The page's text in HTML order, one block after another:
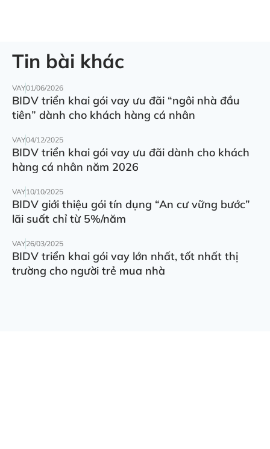
Tin bài khác
VAY01/06/2026
BIDV triển khai gói vay ưu đãi “ngôi nhà đầu
tiên” dành cho khách hàng cá nhân
VAY04/12/2025
BIDV triển khai gói vay ưu đãi dành cho khách
hàng cá nhân năm 2026
VAY10/10/2025
BIDV giới thiệu gói tín dụng “An cư vững bước”
lãi suất chỉ từ 5%/năm
VAY26/03/2025
BIDV triển khai gói vay lớn nhất, tốt nhất thị
trường cho người trẻ mua nhà